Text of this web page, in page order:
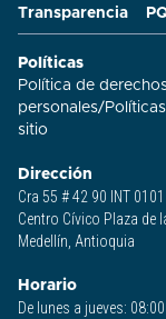
Transparencia
Políticas
Política de
personales/
sitio​
Dirección
Cra 55 # 42 90 INT 0101
Centro Cívico Plaza de
Medellín, Antioquia
Horario
De lunes a jueves: